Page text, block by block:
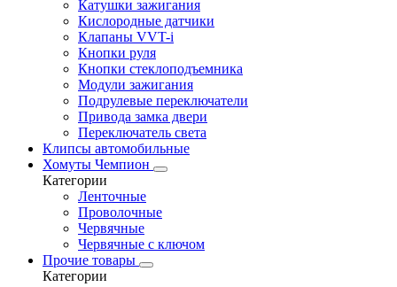
Катушки зажигания
Кислородные датчики
Клапаны VVT-i
Кнопки руля
Кнопки стеклоподъемника
Модули зажигания
Подрулевые переключатели
Привода замка двери
Переключатель света
Клипсы автомобильные
Хомуты Чемпион
Категории
Ленточные
Проволочные
Червячные
Червячные с ключом
Прочие товары
Категории